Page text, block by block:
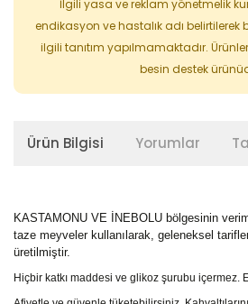
İlgili yasa ve reklam yönetmelik
endikasyon ve hastalık adı belirtilerek
ilgili tanıtım yapılmamaktadır.
besin destek
Ürün Bilgisi Yorumlar
KASTAMONU VE İNEBOLU bölgesinin
taze meyveler kullanılarak, geleneksel
üretilmiştir.
Hiçbir katkı maddesi ve glikoz şurubu içermez.